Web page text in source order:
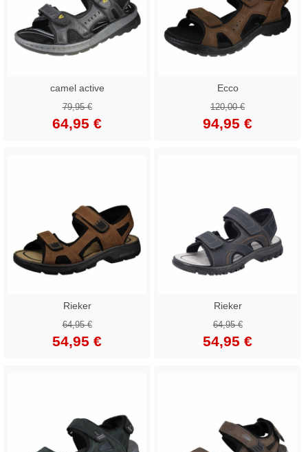
camel active
79,95 €
64,95 €
Ecco
120,00 €
94,95 €
Rieker
64,95 €
54,95 €
Rieker
64,95 €
54,95 €